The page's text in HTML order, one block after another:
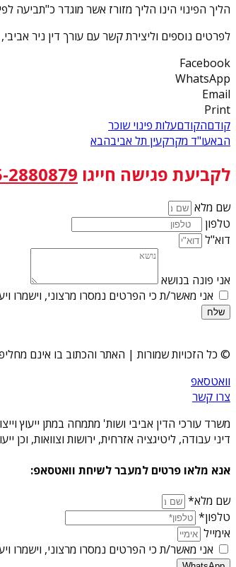
הליך הפינוי הינו הליך מזורז אשר מוגדר כ"תביעה לפינוי
לפרטים נוספים וליצירת קשר עם עורך דין ניר
Facebook
WhatsApp
Email
Print
קודםהקודםעלות פינוי שוכר
הבאעו"ד מקרקעין תל אביבהבא
לקביעת פגישה חייגו 2880879
שם מלא
טלפון
דוא"ל
אני פונה בנושא
אני מאשר/ת כי הפרטים נמסרו מרצוני, וישמרו
שלח
© כל הזכויות שמורות | האתר והכתוב בו אינם
וואטסאפ
צרו קשר
משרד עורכי הדין אביבי ושות' מתמחה במתן ייעוץ
דיני עבודה, ליטיגציה אזרחית, ירושות וצוואות,
אנא מלאו פרטים למעבר לשיחת וואטסאפ:
שם מלא*
טלפון*
אימייל
אני מאשר/ת כי הפרטים נמסרו מרצוני, וישמרו